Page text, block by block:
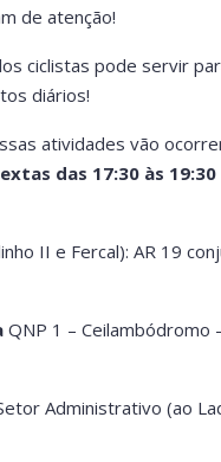
de atenção!
ciclistas pode servir
diários!
atividades vão
das 17:30 às
II e Fercal): AR 19
QNP 1 – Ceilambódromo
Administrativo (ao